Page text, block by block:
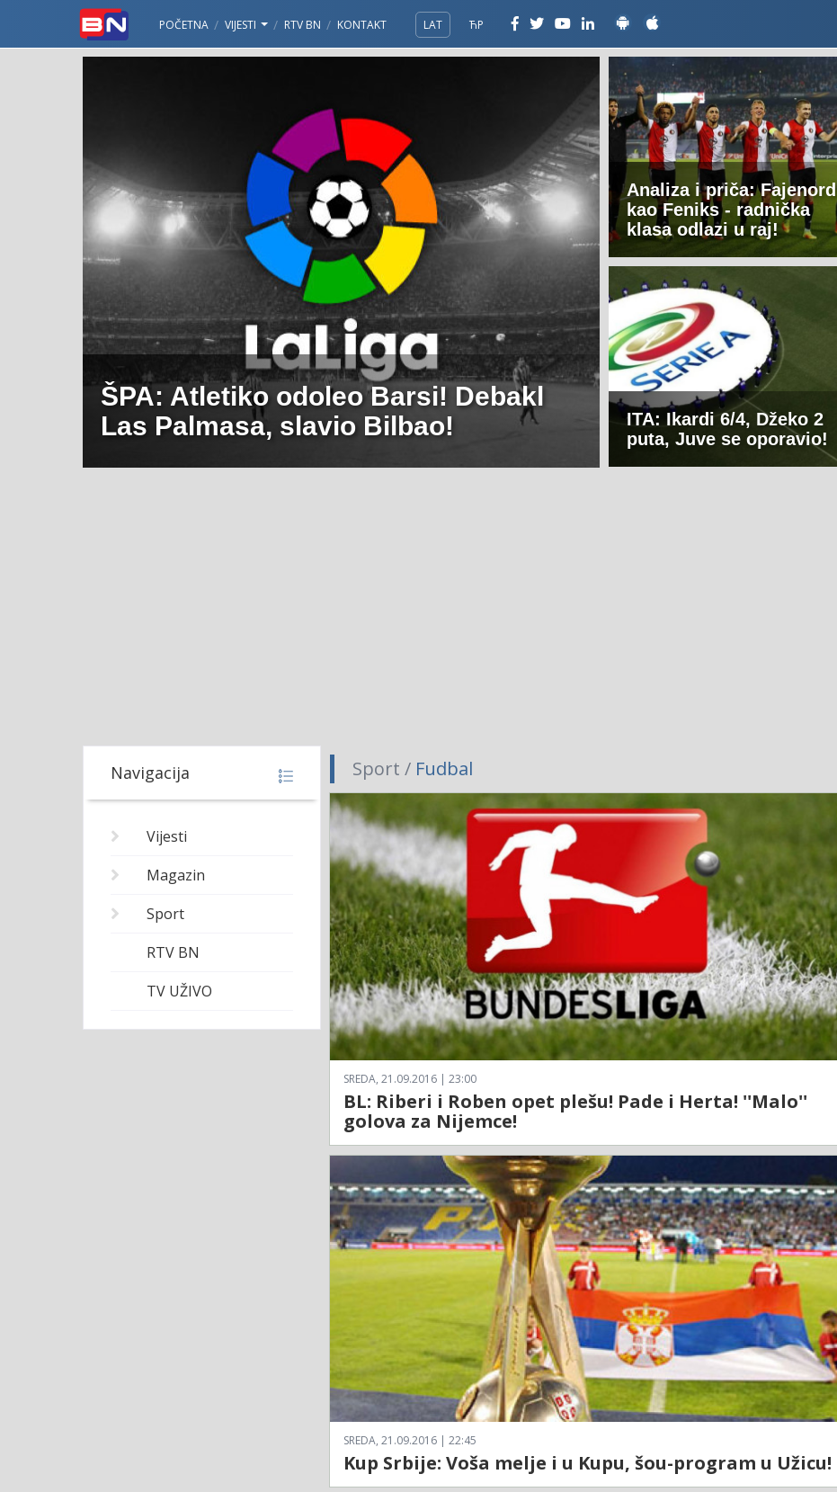
POČETNA VIJESTI RTV BN KONTAKT LAT ЋР
ŠPA: Atletiko odoleo Barsi! Debakl
Las Palmasa, slavio Bilbao!
Analiza i priča: Fajenord
kao Feniks - radnička
klasa odlazi u raj!
ITA: Ikardi 6/4, Džeko 2
puta, Juve se oporavio!
Navigacija
Vijesti
Magazin
Sport
RTV BN
TV UŽIVO
Sport / Fudbal
SREDA, 21.09.2016 | 23:00
BL: Riberi i Roben opet plešu! Pade i Herta! ''Malo''
golova za Nijemce!
SREDA, 21.09.2016 | 22:45
Kup Srbije: Voša melje i u Kupu, šou-program u Užicu!